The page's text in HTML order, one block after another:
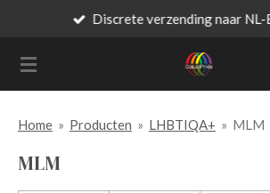
naar
de
Discrete verzending naar NL-
Home » Producten » LHBTIQA+ » MLM
MLM